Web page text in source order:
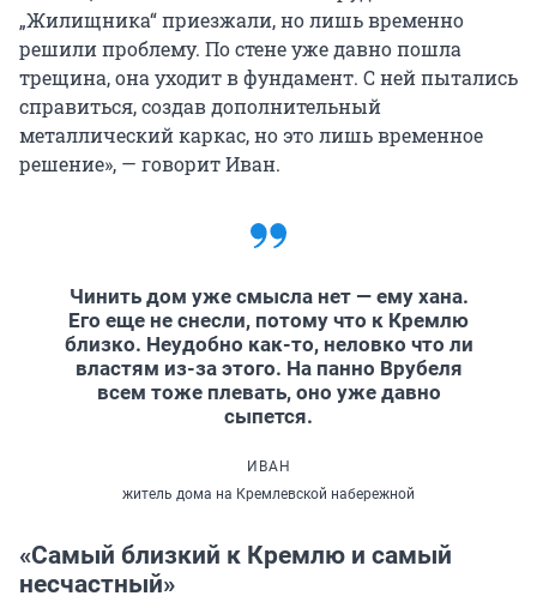
„Жилищника“ приезжали, но лишь временно
решили проблему. По стене уже давно пошла
трещина, она уходит в фундамент. С ней пытались
справиться, создав дополнительный
металлический каркас, но это лишь временное
решение», — говорит Иван.
Чинить дом уже смысла нет — ему хана.
Его еще не снесли, потому что к Кремлю
близко. Неудобно как-то, неловко что ли
властям из-за этого. На панно Врубеля
всем тоже плевать, оно уже давно
сыпется.
ИВАН
житель дома на Кремлевской набережной
«Самый близкий к Кремлю и самый
несчастный»